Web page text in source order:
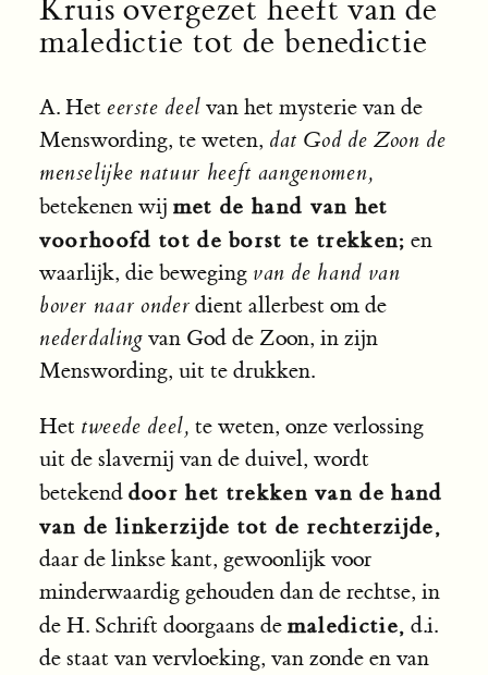
Kruis overgezet heeft van de
maledictie tot de benedictie
A. Het eerste deel van het mysterie van de
Menswording, te weten, dat God de Zoon de
menselijke natuur heeft aangenomen,
betekenen wij met de hand van het
voorhoofd tot de borst te trekken; en
waarlijk, die beweging van de hand van
bover naar onder dient allerbest om de
nederdaling van God de Zoon, in zijn
Menswording, uit te drukken.
Het tweede deel, te weten, onze verlossing
uit de slavernij van de duivel, wordt
betekend door het trekken van de hand
van de linkerzijde tot de rechterzijde,
daar de linkse kant, gewoonlijk voor
minderwaardig gehouden dan de rechtse, in
de H. Schrift doorgaans de maledictie, d.i.
de staat van vervloeking, van zonde en van